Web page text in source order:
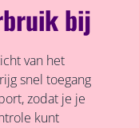
bij
van het
snel toegang
zodat je je
kunt